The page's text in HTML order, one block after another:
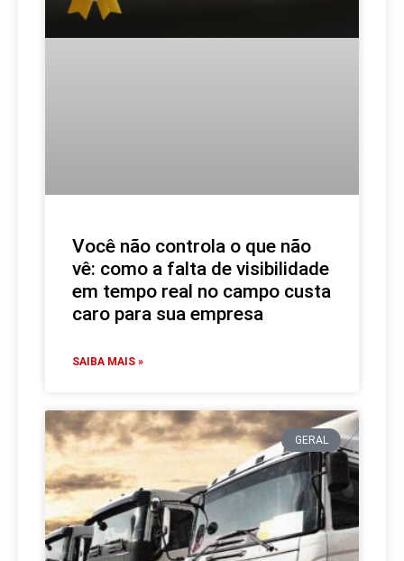
Você não controla o que não
vê: como a falta de visibilidade
em tempo real no campo custa
caro para sua empresa
SAIBA MAIS »
GERAL